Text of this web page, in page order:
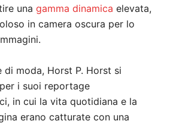
una gamma dinamica elevata,
in camera oscura per lo
di moda, Horst P. Horst si
i suoi reportage
in cui la vita quotidiana e la
erano catturate con una